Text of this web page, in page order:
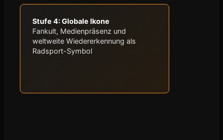
Stufe 4: Globale Ikone
Fankult, Medienpräsenz und
weltweite Wiedererkennung als
Radsport-Symbol